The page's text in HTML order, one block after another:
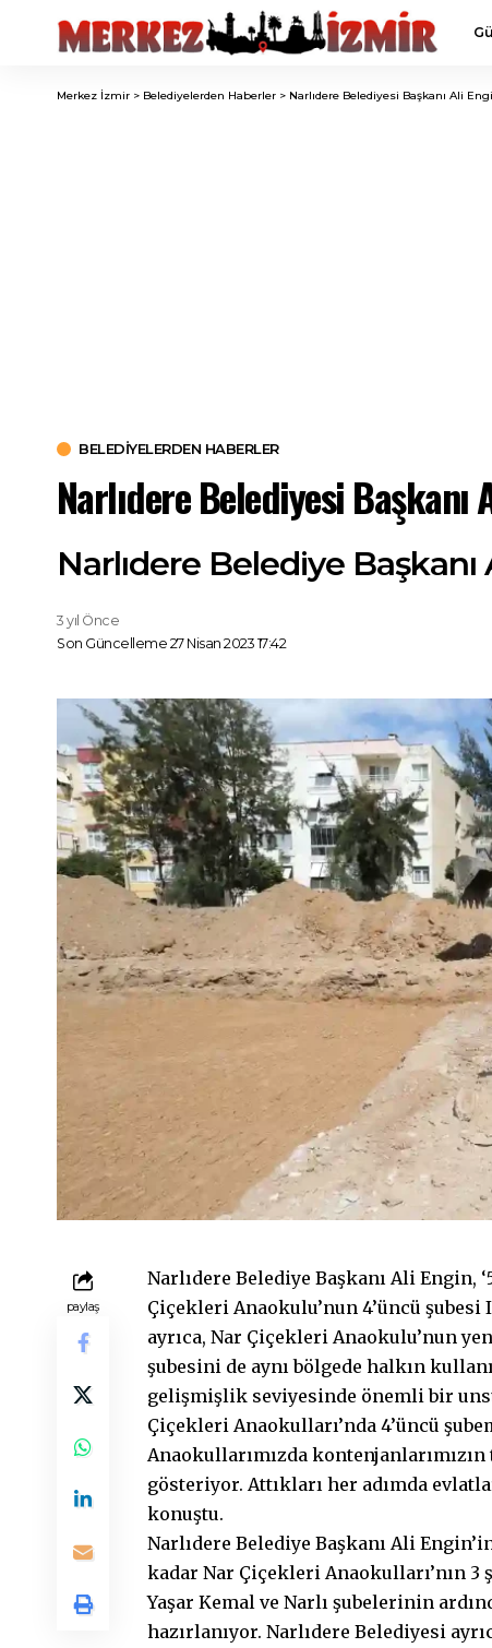
Merkez İzmir > Belediyelerden Haberler > Narlıdere Belediyesi Başkanı Ali
BELEDIYELERDEN HABERLER
Narlıdere Belediyesi
Narlıdere Belediye
Son Güncelleme 27 Nisan 2023 17:42
3 yıl Önce
paylaş
Narlıdere Belediye Başkanı Ali Engin,
Çiçekleri Anaokulu’nun 4’üncü şubesi
ayrıca, Nar Çiçekleri Anaokulu’nun
şubesini de aynı bölgede halkın
gelişmişlik seviyesinde önemli bir
Çiçekleri Anaokulları’nda 4’üncü
Anaokullarımızda
gösteriyor. Attıkları her adımda
konuştu.
Narlıdere Belediye Başkanı Ali
kadar Nar Çiçekleri Anaokulları’nın 3
Yaşar Kemal ve Narlı şubelerinin
hazırlanıyor. Narlıdere Belediyesi